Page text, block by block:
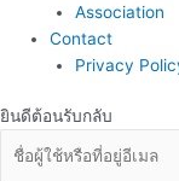
Association
Contact
Privacy
ยินดีต้อนรับกลับ